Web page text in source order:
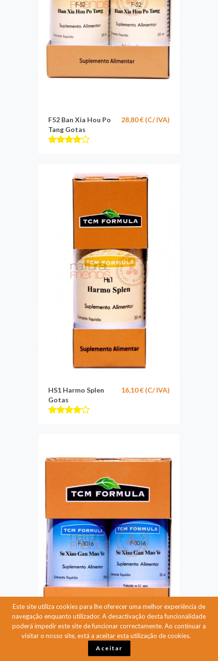
Este site utiliza cookies para lhe oferecer uma melhor experiência de
navegação enquanto utilizador. A desactivação desta funcionalidade
poderá impedir este site de funcionar correctamente. Ao continuar a
visitar o nosso site, está a aceitar esta utilização de cookies.
Aceitar
28,80 € (C/ IVA)
F52 Ban Xia Hou Po
Tang Gotas
16,10 € (C/ IVA)
HS1 Harmo Splen
Gotas